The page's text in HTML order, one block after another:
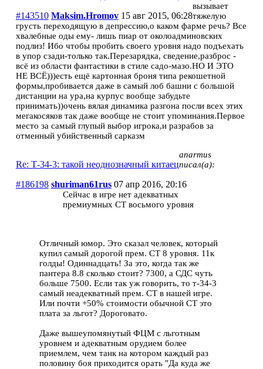
#143510 Maksim.Hromov 15 авг 2015, 06:28
вызывает
тяжелую
грусть переходящую в депрессию,о каком фарме речь? Все
хвалебные оды ему- лишь пиар от околоадминовских
подлиз! Ибо чтобы пробить своего уровня надо подъехать
в упор сзади-только так.Перезарядка, сведение,разброс -
всё из области фантастики в стиле садо-мазо.НО И ЭТО
НЕ ВСЁ)))есть ещё картонная броня типа рекошетной
формы,пробивается даже в самый лоб башни с большой
дистанции на ура,на курпус вообще забудьте
принимать))очень вялая динамика разгона посли всех этих
мегакосяков так даже вообще не стоит упоминания.Первое
место за самый глупый выбор игрока,и разрабов за
отменный убийственный сарказм
Re: Т-34-3: такой неоднозначный китаец
#186198 shuriman61rus 07 апр 2016, 20:16
anarmus
писал(а):
Сейчас в игре нет адекватных
премиумных СТ восьмого уровня
Отличный юмор. Это сказал человек, который
купил самый дорогой прем. СТ 8 уровня. 11к
голды! Одиннадцать! За это, когда так же
пантера 8.8 сколько стоит? 7300, а СДС чуть
больше 7500. Если так уж говорить, то т-34-3
самый неадекватный прем. СТ в нашей игре.
Или почти +50% стоимости обычной СТ это
плата за льгот? Дороговато.
Даже вышеупомянутый ФЦМ с льготным
уровнем и адекватным орудием более
приемлем, чем танк на котором каждый раз
половину боя приходится орать "Да куда же